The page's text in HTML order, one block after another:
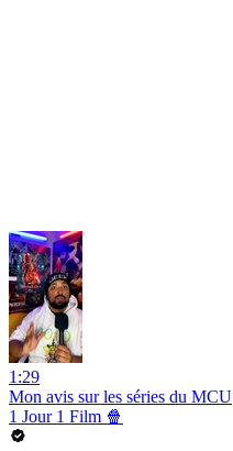
1:29
Mon avis sur les séries du MCU
1 Jour 1 Film 🍿